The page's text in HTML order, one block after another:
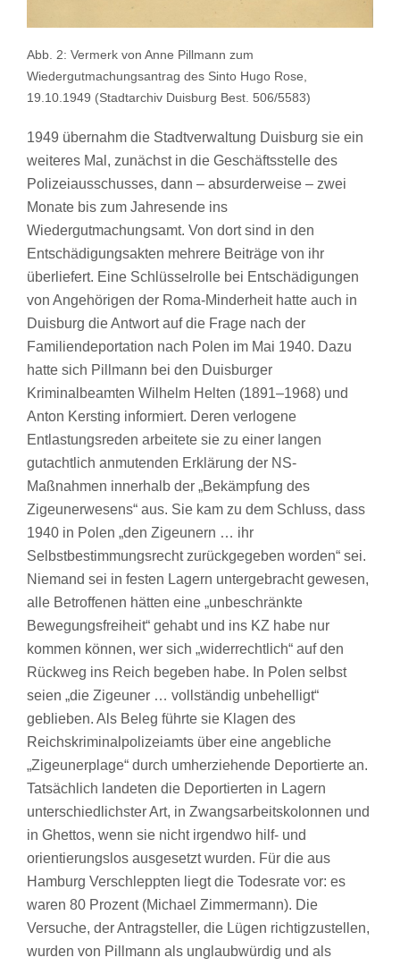
Abb. 2: Vermerk von Anne Pillmann zum
Wiedergutmachungsantrag des Sinto Hugo Rose,
19.10.1949 (Stadtarchiv Duisburg Best. 506/5583)
1949 übernahm die Stadtverwaltung Duisburg sie ein
weiteres Mal, zunächst in die Geschäftsstelle des
Polizeiausschusses, dann – absurderweise – zwei
Monate bis zum Jahresende ins
Wiedergutmachungsamt. Von dort sind in den
Entschädigungsakten mehrere Beiträge von ihr
überliefert. Eine Schlüsselrolle bei Entschädigungen
von Angehörigen der Roma-Minderheit hatte auch in
Duisburg die Antwort auf die Frage nach der
Familiendeportation nach Polen im Mai 1940. Dazu
hatte sich Pillmann bei den Duisburger
Kriminalbeamten Wilhelm Helten (1891–1968) und
Anton Kersting informiert. Deren verlogene
Entlastungsreden arbeitete sie zu einer langen
gutachtlich anmutenden Erklärung der NS-
Maßnahmen innerhalb der „Bekämpfung des
Zigeunerwesens“ aus. Sie kam zu dem Schluss, dass
1940 in Polen „den Zigeunern … ihr
Selbstbestimmungsrecht zurückgegeben worden“ sei.
Niemand sei in festen Lagern untergebracht gewesen,
alle Betroffenen hätten eine „unbeschränkte
Bewegungsfreiheit“ gehabt und ins KZ habe nur
kommen können, wer sich „widerrechtlich“ auf den
Rückweg ins Reich begeben habe. In Polen selbst
seien „die Zigeuner … vollständig unbehelligt“
geblieben. Als Beleg führte sie Klagen des
Reichskriminalpolizeiamts über eine angebliche
„Zigeunerplage“ durch umherziehende Deportierte an.
Tatsächlich landeten die Deportierten in Lagern
unterschiedlichster Art, in Zwangsarbeitskolonnen und
in Ghettos, wenn sie nicht irgendwo hilf- und
orientierungslos ausgesetzt wurden. Für die aus
Hamburg Verschleppten liegt die Todesrate vor: es
waren 80 Prozent (Michael Zimmermann). Die
Versuche, der Antragsteller, die Lügen richtigzustellen,
wurden von Pillmann als unglaubwürdig und als